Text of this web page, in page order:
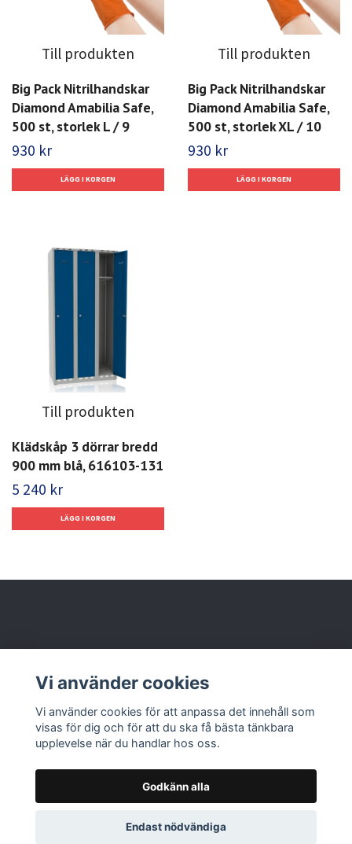
Till produkten
Big Pack Nitrilhandskar
Diamond Amabilia Safe,
500 st, storlek L / 9
930 kr
Till produkten
Big Pack Nitrilhandskar
Diamond Amabilia Safe,
500 st, storlek XL / 10
930 kr
Till produkten
Klädskåp 3 dörrar bredd
900 mm blå, 616103-131
5 240 kr
Läs mer
© 2026 Nolbox AB
Vi använder cookies
Vi använder cookies för att anpassa det innehåll som
visas för dig och för att du ska få bästa tänkbara
upplevelse när du handlar hos oss.
Godkänn alla
Endast nödvändiga